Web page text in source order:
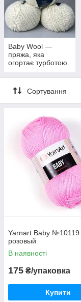
Baby Wool —
пряжа, яка
огортає турботою.
Сортування
Yarnart Baby №10119
розовый
В наявності
175 ₴/упаковка
Купити